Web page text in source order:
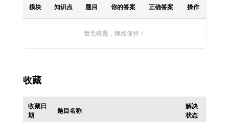
模块 知识点 题目 你的答案 正确答案 操作
暂无错题，继续保持！
收藏
收藏日
期
题目名称
解决
状态